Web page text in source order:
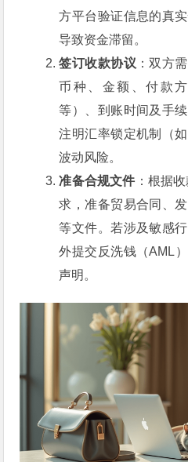
方平台验证信息的真
导致资金滞留。
签订收款协议 ：双方
币种、金额、付款
等）、到账时间及手
注明汇率锁定机制（
波动风险。
准备合规文件：根据
求，准备贸易合同、
等文件。若涉及敏感
外提交反洗钱（AML
声明。